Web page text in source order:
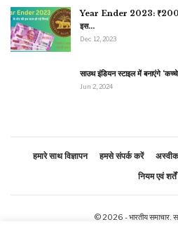
Year Ender 2023: ₹2000 के
इस…
Dec 12, 2023
साउथ इंडियन स्टाइल में बनाएंगे
Jun 2, 2024
हमारे साथ विज्ञापन हमसे संपर्क करें
नियम एवं शर्तें
© 2026 - भारतीय समाचार.